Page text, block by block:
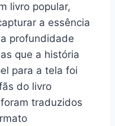
livro popular,
a essência
profundidade
que a história
para a tela foi
do livro
traduzidos